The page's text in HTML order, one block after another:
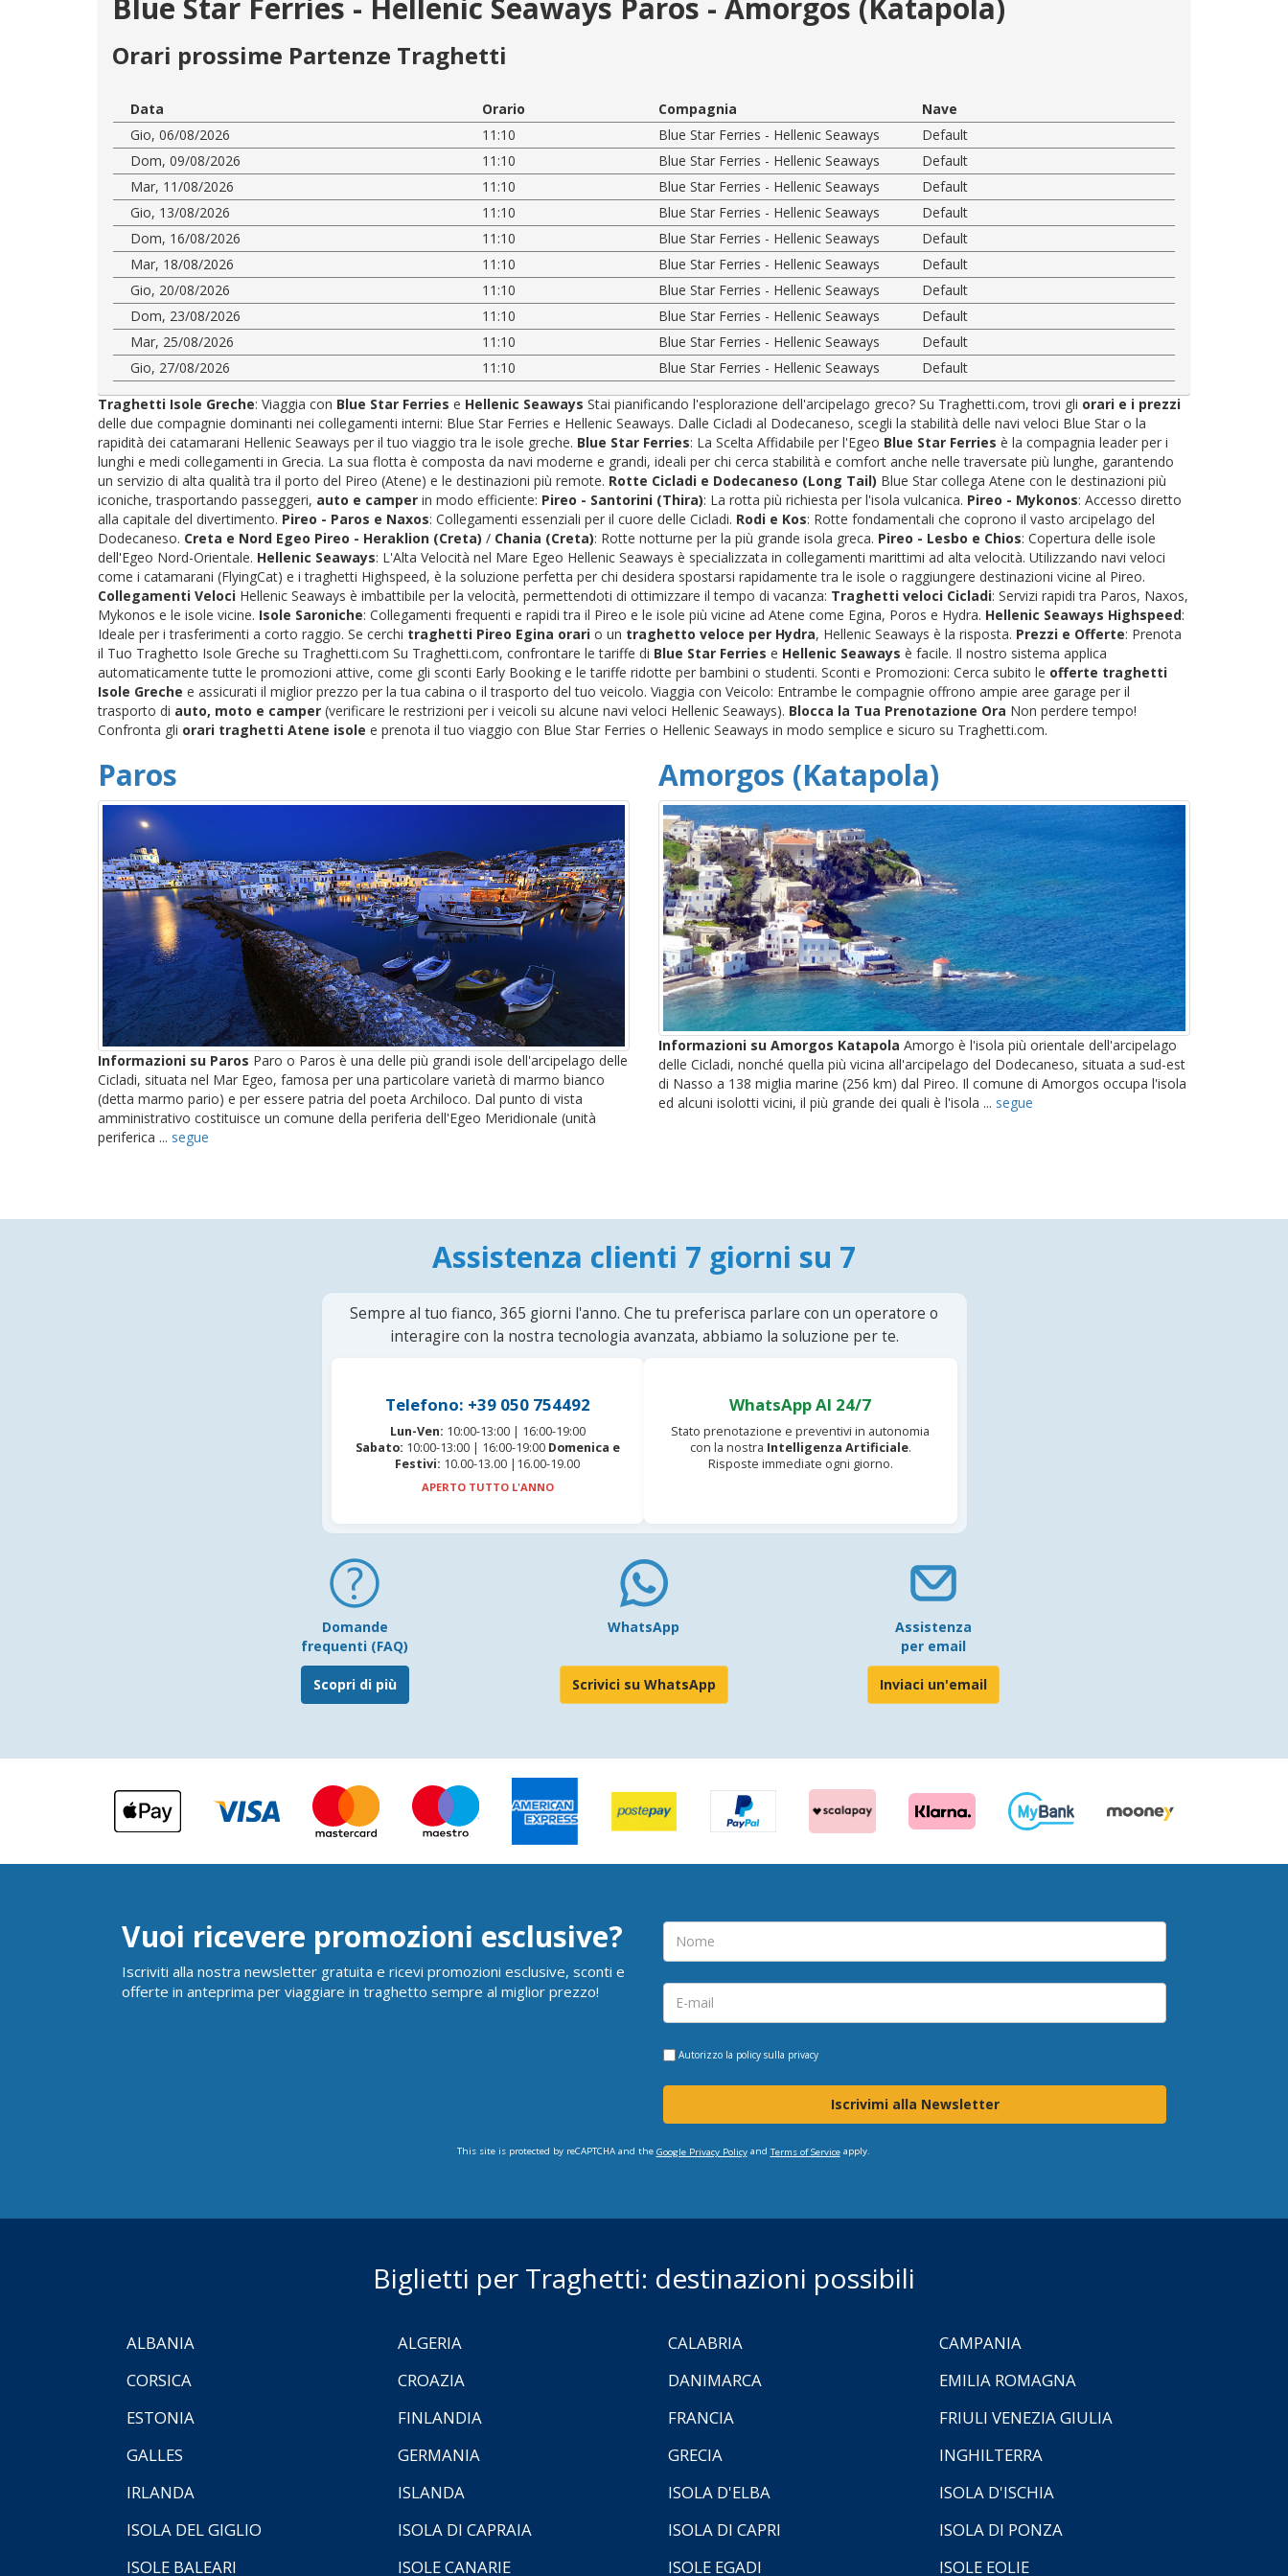
Blue Star Ferries - Hellenic Seaways Paros - Amorgos (Katapola)
Orari prossime Partenze Traghetti
Data Orario Compagnia
Nave
Gio, 06/08/2026
11:10 Blue Star Ferries - Hellenic Seaways
Default
Dom, 09/08/2026
11:10 Blue Star Ferries - Hellenic Seaways
Default
Mar, 11/08/2026
11:10 Blue Star Ferries - Hellenic Seaways
Default
Gio, 13/08/2026
11:10 Blue Star Ferries - Hellenic Seaways
Default
Dom, 16/08/2026
11:10 Blue Star Ferries - Hellenic Seaways
Default
Mar, 18/08/2026
11:10 Blue Star Ferries - Hellenic Seaways
Default
Gio, 20/08/2026
11:10 Blue Star Ferries - Hellenic Seaways
Default
Dom, 23/08/2026
11:10 Blue Star Ferries - Hellenic Seaways
Default
Mar, 25/08/2026
11:10 Blue Star Ferries - Hellenic Seaways
Default
Gio, 27/08/2026
11:10 Blue Star Ferries - Hellenic Seaways
Default
Traghetti Isole Greche: Viaggia con Blue Star Ferries e Hellenic Seaways Stai pianificando l'esplorazione dell'arcipelago greco? Su Traghetti.com, trovi gli orari e i prezzi
delle due compagnie dominanti nei collegamenti interni: Blue Star Ferries e Hellenic Seaways. Dalle Cicladi al Dodecaneso, scegli la stabilità delle navi veloci Blue Star o la
rapidità dei catamarani Hellenic Seaways per il tuo viaggio tra le isole greche. Blue Star Ferries: La Scelta Affidabile per l'Egeo Blue Star Ferries è la compagnia leader per i
lunghi e medi collegamenti in Grecia. La sua flotta è composta da navi moderne e grandi, ideali per chi cerca stabilità e comfort anche nelle traversate più lunghe, garantendo
un servizio di alta qualità tra il porto del Pireo (Atene) e le destinazioni più remote. Rotte Cicladi e Dodecaneso (Long Tail) Blue Star collega Atene con le destinazioni più
iconiche, trasportando passeggeri, auto e camper in modo efficiente: Pireo - Santorini (Thira): La rotta più richiesta per l'isola vulcanica. Pireo - Mykonos: Accesso diretto
alla capitale del divertimento. Pireo - Paros e Naxos: Collegamenti essenziali per il cuore delle Cicladi. Rodi e Kos: Rotte fondamentali che coprono il vasto arcipelago del
Dodecaneso. Creta e Nord Egeo Pireo - Heraklion (Creta) / Chania (Creta): Rotte notturne per la più grande isola greca. Pireo - Lesbo e Chios: Copertura delle isole
dell'Egeo Nord-Orientale. Hellenic Seaways: L'Alta Velocità nel Mare Egeo Hellenic Seaways è specializzata in collegamenti marittimi ad alta velocità. Utilizzando navi veloci
come i catamarani (FlyingCat) e i traghetti Highspeed, è la soluzione perfetta per chi desidera spostarsi rapidamente tra le isole o raggiungere destinazioni vicine al Pireo.
Collegamenti Veloci Hellenic Seaways è imbattibile per la velocità, permettendoti di ottimizzare il tempo di vacanza: Traghetti veloci Cicladi: Servizi rapidi tra Paros, Naxos,
Mykonos e le isole vicine. Isole Saroniche: Collegamenti frequenti e rapidi tra il Pireo e le isole più vicine ad Atene come Egina, Poros e Hydra. Hellenic Seaways Highspeed:
Ideale per i trasferimenti a corto raggio. Se cerchi traghetti Pireo Egina orari o un traghetto veloce per Hydra, Hellenic Seaways è la risposta. Prezzi e Offerte: Prenota
il Tuo Traghetto Isole Greche su Traghetti.com Su Traghetti.com, confrontare le tariffe di Blue Star Ferries e Hellenic Seaways è facile. Il nostro sistema applica
automaticamente tutte le promozioni attive, come gli sconti Early Booking e le tariffe ridotte per bambini o studenti. Sconti e Promozioni: Cerca subito le offerte traghetti
Isole Greche e assicurati il miglior prezzo per la tua cabina o il trasporto del tuo veicolo. Viaggia con Veicolo: Entrambe le compagnie offrono ampie aree garage per il
trasporto di auto, moto e camper (verificare le restrizioni per i veicoli su alcune navi veloci Hellenic Seaways). Blocca la Tua Prenotazione Ora Non perdere tempo!
Confronta gli orari traghetti Atene isole e prenota il tuo viaggio con Blue Star Ferries o Hellenic Seaways in modo semplice e sicuro su Traghetti.com.
Paros
Informazioni su Paros Paro o Paros è una delle più grandi isole dell'arcipelago delle
Cicladi, situata nel Mar Egeo, famosa per una particolare varietà di marmo bianco
(detta marmo pario) e per essere patria del poeta Archiloco. Dal punto di vista
amministrativo costituisce un comune della periferia dell'Egeo Meridionale (unità
periferica ... segue
Amorgos (Katapola)
Informazioni su Amorgos Katapola Amorgo è l'isola più orientale dell'arcipelago
delle Cicladi, nonché quella più vicina all'arcipelago del Dodecaneso, situata a sud-est
di Nasso a 138 miglia marine (256 km) dal Pireo. Il comune di Amorgos occupa l'isola
ed alcuni isolotti vicini, il più grande dei quali è l'isola ... segue
Assistenza clienti 7 giorni su 7
Sempre al tuo fianco, 365 giorni l'anno. Che tu preferisca parlare con un operatore o
interagire con la nostra tecnologia avanzata, abbiamo la soluzione per te.
Telefono: +39 050 754492
Lun-Ven: 10:00-13:00 | 16:00-19:00
Sabato: 10:00-13:00 | 16:00-19:00 Domenica e
Festivi: 10.00-13.00 |16.00-19.00
APERTO TUTTO L'ANNO
WhatsApp AI 24/7
Stato prenotazione e preventivi in autonomia
con la nostra Intelligenza Artificiale.
Risposte immediate ogni giorno.
Domande
frequenti (FAQ)
Scopri di più
WhatsApp
Scrivici su WhatsApp
Assistenza
per email
Inviaci un'email
Vuoi ricevere promozioni esclusive?
Iscriviti alla nostra newsletter gratuita e ricevi promozioni esclusive, sconti e
offerte in anteprima per viaggiare in traghetto sempre al miglior prezzo!
Autorizzo la policy sulla privacy
Iscrivimi alla Newsletter
This site is protected by reCAPTCHA and the Google Privacy Policyand Terms of Serviceapply.
Biglietti per Traghetti: destinazioni possibili
ALBANIA ALGERIA CALABRIA
CAMPANIA
CORSICA
CROAZIA DANIMARCA
EMILIA ROMAGNA
ESTONIA
FINLANDIA FRANCIA
FRIULI VENEZIA GIULIA
GALLES
GERMANIA GRECIA
INGHILTERRA
IRLANDA
ISLANDA ISOLA D'ELBA
ISOLA D'ISCHIA
ISOLA DEL GIGLIO
ISOLA DI CAPRAIA ISOLA DI CAPRI
ISOLA DI PONZA
ISOLE BALEARI
ISOLE CANARIE ISOLE EGADI ISOLE EOLIE